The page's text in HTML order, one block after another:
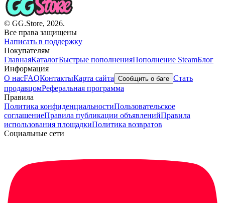
© GG.Store, 2026.
Все права защищены
Написать в поддержку
Покупателям
ГлавнаяКаталогБыстрые пополненияПополнение SteamБлог
Информация
О насFAQКонтактыКарта сайта Сообщить о баге Стать
продавцомРеферальная программа
Правила
Политика конфиденциальностиПользовательское
соглашениеПравила публикации объявленийПравила
использования площадкиПолитика возвратов
Социальные сети